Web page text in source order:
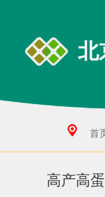
北
首
高产高